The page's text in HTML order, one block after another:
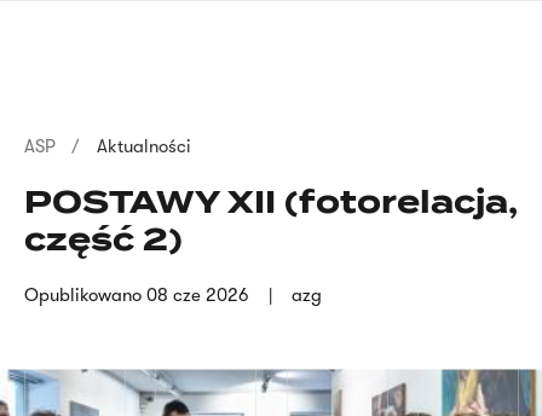
Ścieżka
nawigacyjna
ASP Aktualności
POSTAWY XII (fotorelacja,
część 2)
Opublikowano 08 cze 2026 azg